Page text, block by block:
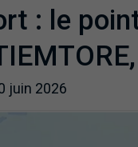
: le
juin 2026